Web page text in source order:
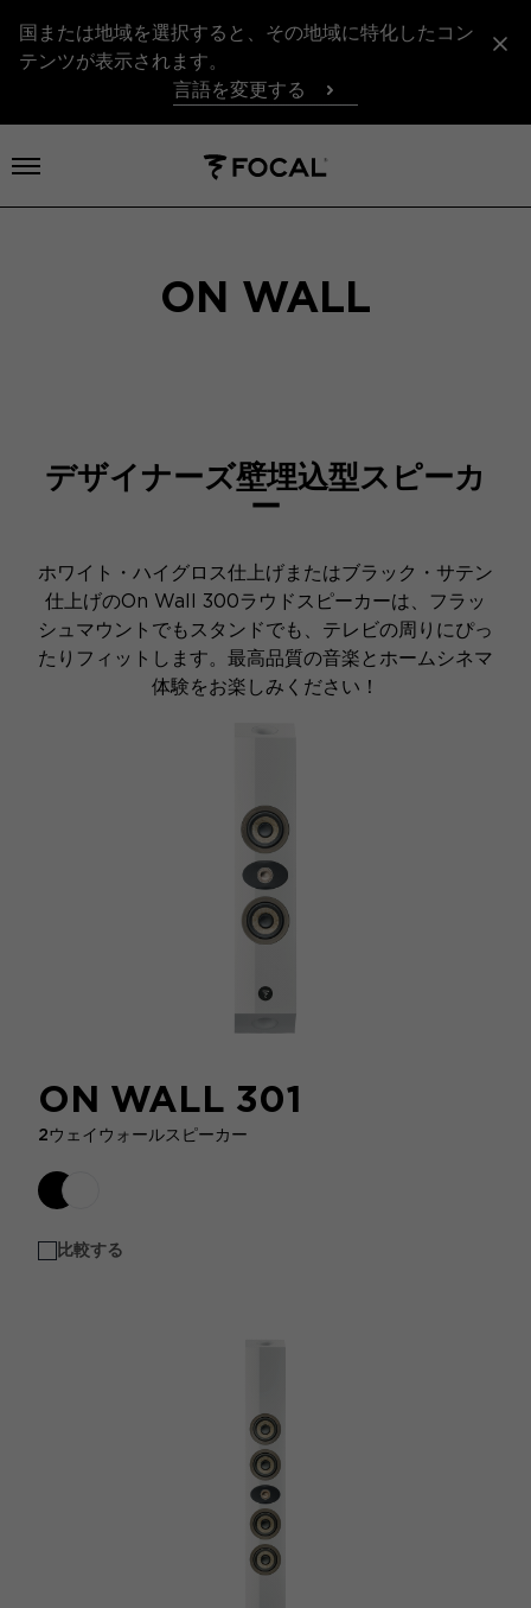
国または地域を選択すると、その地域に特化したコン
テンツが表示されます。
言語を変更する
メニューを開く
ON WALL
デザイナーズ壁埋込型スピーカ
ー
ホワイト・ハイグロス仕上げまたはブラック・サテン
仕上げのOn Wall 300ラウドスピーカーは、フラッ
シュマウントでもスタンドでも、テレビの周りにぴっ
たりフィットします。最高品質の音楽とホームシネマ
体験をお楽しみください！
ON WALL 301
2ウェイウォールスピーカー
比較する